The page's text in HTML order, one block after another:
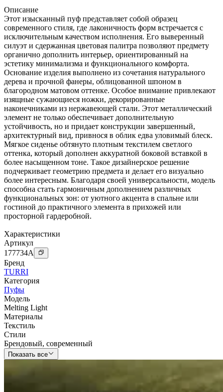
Описание
Этот изысканный пуф представляет собой образец
современного стиля, где лаконичность форм встречается с
исключительным качеством исполнения. Его выверенный
силуэт и сдержанная цветовая палитра позволяют предмету
органично дополнить интерьер, ориентированный на
эстетику минимализма и функционального комфорта.
Основание изделия выполнено из сочетания натурального
дерева и прочной фанеры, облицованной шпоном в
благородном матовом оттенке. Особое внимание привлекают
изящные сужающиеся ножки, декорированные
наконечниками из нержавеющей стали. Этот металлический
элемент не только обеспечивает дополнительную
устойчивость, но и придает конструкции завершенный,
архитектурный вид, привнося в облик едва уловимый блеск.
Мягкое сиденье обтянуто плотным текстилем светлого
оттенка, который дополнен аккуратной боковой вставкой в
более насыщенном тоне. Такое дизайнерское решение
подчеркивает геометрию предмета и делает его визуально
более интересным. Благодаря своей универсальности, модель
способна стать гармоничным дополнением различных
функциональных зон: от уютного акцента в спальне или
гостиной до практичного элемента в прихожей или
просторной гардеробной.
Характеристики
Артикул
177734A
Бренд
TURRI
Категория
Пуфы
Модель
Melting Light
Материалы
Текстиль
Стили
Брендовый, современный
Показать все